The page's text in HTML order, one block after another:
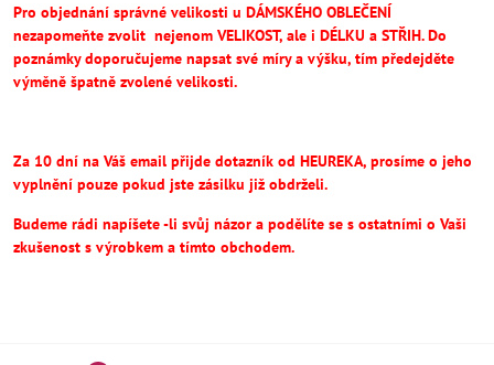
Pro objednání správné velikosti u DÁMSKÉHO OBLEČENÍ
nezapomeňte zvolit nejenom VELIKOST, ale i DÉLKU a STŘIH.Do
poznámky doporučujeme napsat své míry a výšku, tím předejděte
výměně špatně zvolené velikosti.
Za 10 dní na Váš email přijde dotazník od HEUREKA, prosíme o jeho
vyplnění pouze pokud jste zásilku již obdrželi.
Budeme rádi napíšete -li svůj názor a podělíte se s ostatními o Vaši
zkušenost s výrobkem a tímto obchodem.